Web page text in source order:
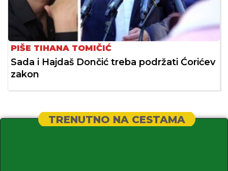
PIŠE TIHANA TOMIČIĆ
Sada i Hajdaš Dončić treba podržati Ćorićev
zakon
TRENUTNO NA CESTAMA